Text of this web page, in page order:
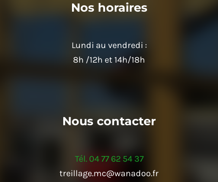
Nos horaires
Lundi au vendredi :
8h /12h et 14h/18h
Nous contacter
Tél. 04 77 62 54 37
treillage.mc@wanadoo.fr